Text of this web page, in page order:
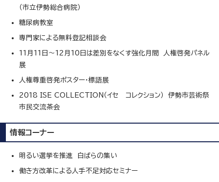
（市立伊勢総合病院）
糖尿病教室
専門家による無料登記相談会
11月11日～12月10日は差別をなくす強化月間 人権啓発パネル
展
人権尊重啓発ポスター・標語展
2018 ISE COLLECTION（イセ コレクション） 伊勢市芸術祭
市民交流茶会
情報コーナー
明るい選挙を推進 白ばらの集い
働き方改革による人手不足対応セミナー